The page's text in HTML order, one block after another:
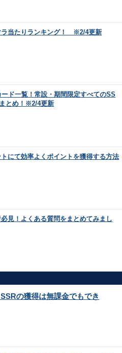
ラ当たりランキング！ ※2/4更新
ド一覧！常設・期間限定すべてのSS
とめ！※2/4更新
にて効率よくポイントを獲得する方法
見！よくある質問をまとめてみまし
SSRの獲得は無課金でもでき